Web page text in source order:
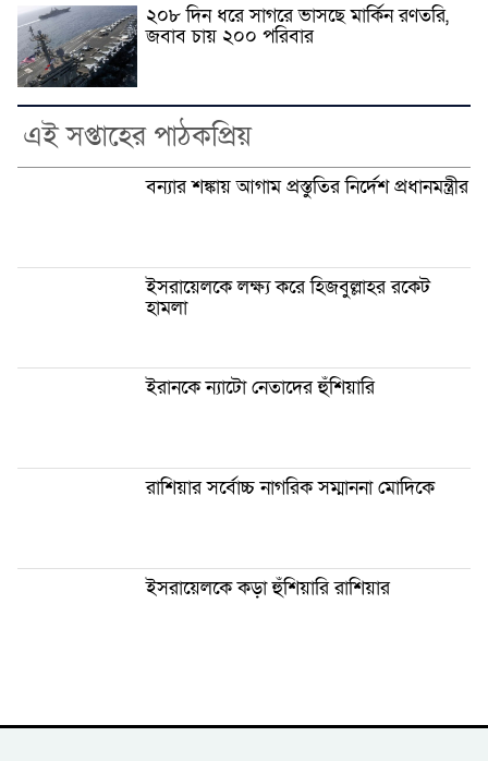
২০৮ দিন ধরে সাগরে ভাসছে মার্কিন রণতরি,
জবাব চায় ২০০ পরিবার
এই সপ্তাহের পাঠকপ্রিয়
বন্যার শঙ্কায় আগাম প্রস্তুতির নির্দেশ প্রধানমন্ত্রীর
ইসরায়েলকে লক্ষ্য করে হিজবুল্লাহর রকেট
হামলা
ইরানকে ন্যাটো নেতাদের হুঁশিয়ারি
রাশিয়ার সর্বোচ্চ নাগরিক সম্মাননা মোদিকে
ইসরায়েলকে কড়া হুঁশিয়ারি রাশিয়ার